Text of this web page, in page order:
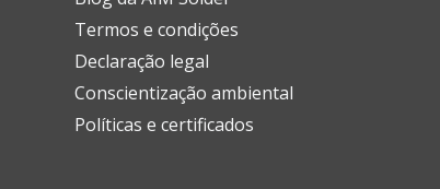
Termos e condições
Declaração legal
Conscientização ambiental
Políticas e certificados